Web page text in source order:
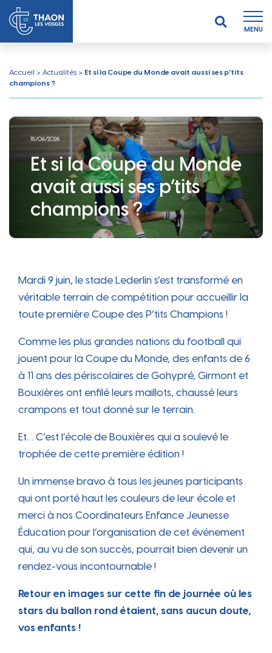
MENU
Accueil > Actualités > Et si la Coupe du Monde avait aussi ses p’tits
champions ?
18/06/2026
Et si la Coupe du Monde
avait aussi ses p’tits
champions ?
Mardi 9 juin, le stade Lederlin s’est transformé en
véritable terrain de compétition pour accueillir la
toute première Coupe des P’tits Champions !
Comme les plus grandes nations du football qui
jouent pour la Coupe du Monde, des enfants de 6
à 11 ans des périscolaires de Gohypré, Girmont et
Bouxières ont enfilé leurs maillots, chaussé leurs
crampons et tout donné sur le terrain.
Et… C’est l’école de Bouxières qui a soulevé le
trophée de cette première édition !
Un immense bravo à tous les jeunes participants
qui ont porté haut les couleurs de leur école et
merci à nos Coordinateurs Enfance Jeunesse
Éducation pour l’organisation de cet événement
qui, au vu de son succès, pourrait bien devenir un
rendez-vous incontournable !
Retour en images sur cette fin de journée où les
stars du ballon rond étaient, sans aucun doute,
vos enfants !